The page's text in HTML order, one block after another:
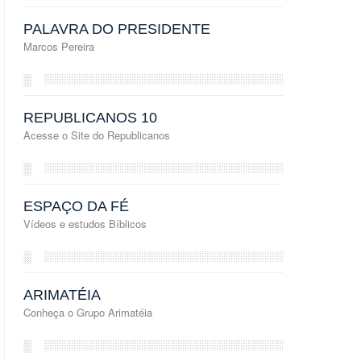
PALAVRA DO PRESIDENTE
Marcos Pereira
░
REPUBLICANOS 10
Acesse o Site do Republicanos
░
ESPAÇO DA FÉ
Vídeos e estudos Bíblicos
░
ARIMATÉIA
Conheça o Grupo Arimatéia
░